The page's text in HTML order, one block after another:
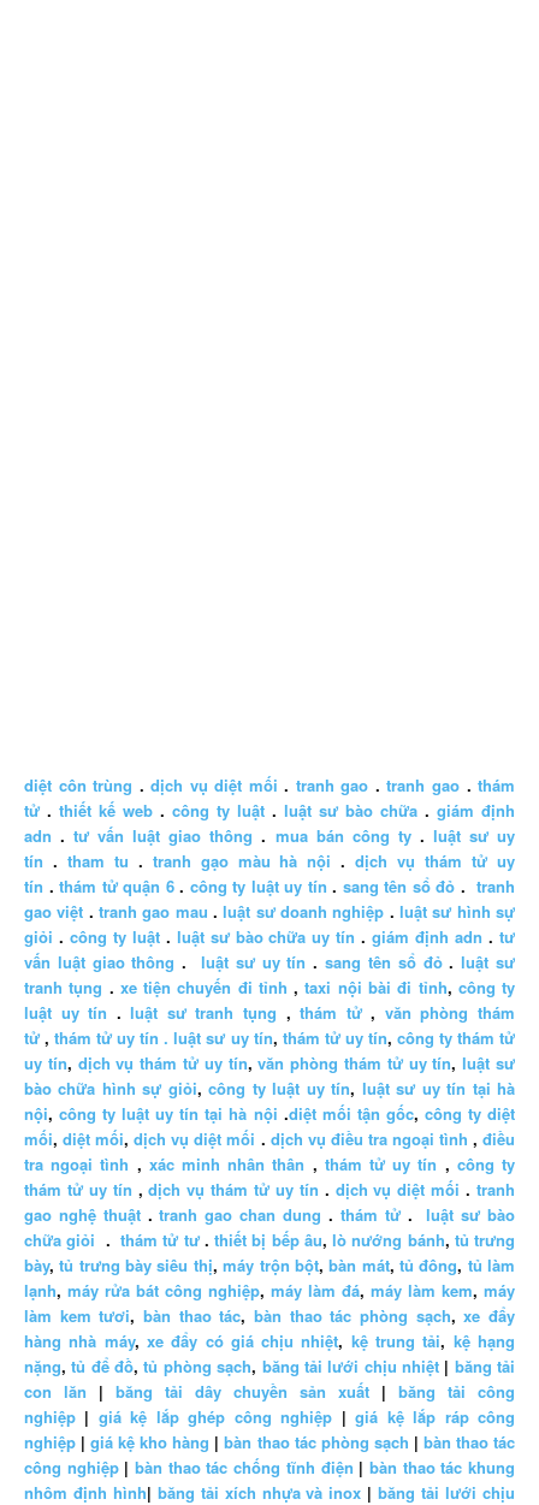
diệt côn trùng .dịch vụ diệt mối . tranh gao .tranh gao .thám
tử . thiết kế web . công ty luật . luật sư bào chữa . giám định
adn .tư vấn luật giao thông . mua bán công ty. luật sư uy
tín . tham tu . tranh gạo màu hà nội .dịch vụ thám tử uy
tín .thám tử quận 6. công ty luật uy tín . sang tên sổ đỏ .tranh
gao việt .tranh gao mau .luật sư doanh nghiệp .luật sư hình sự
giỏi . công ty luật. luật sư bào chữa uy tín .giám định adn .tư
vấn luật giao thông . luật sư uy tín .sang tên sổ đỏ.luật sư
tranh tụng . xe tiện chuyến đi tỉnh ,taxi nội bài đi tỉnh, công ty
luật uy tín .luật sư tranh tụng ,thám tử, văn phòng thám
tử ,thám tử uy tín . luật sư uy tín, thám tử uy tín, công ty thám tử
uy tín, dịch vụ thám tử uy tín,văn phòng thám tử uy tín,luật sư
bào chữa hình sự giỏi,công ty luật uy tín, luật sư uy tín tại hà
nội,công ty luật uy tín tại hà nội .diệt mối tận gốc, công ty diệt
mối,diệt mối,dịch vụ diệt mối . dịch vụ điều tra ngoại tình ,điều
tra ngoại tình , xác minh nhân thân , thám tử uy tín , công ty
thám tử uy tín ,dịch vụ thám tử uy tín . dịch vụ diệt mối .tranh
gao nghệ thuật.tranh gao chan dung . thám tử.luật sư bào
chữa giỏi .thám tử tư.thiết bị bếp âu,lò nướng bánh, tủ trưng
bày,tủ trưng bày siêu thị,máy trộn bột,bàn mát, tủ đông, tủ làm
lạnh, máy rửa bát công nghiệp, máy làm đá, máy làm kem, máy
làm kem tươi,bàn thao tác,bàn thao tác phòng sạch,xe đẩy
hàng nhà máy, xe đẩy có giá chịu nhiệt, kệ trung tải, kệ hạng
nặng,tủ để đồ,tủ phòng sạch, băng tải lưới chịu nhiệt| băng tải
con lăn | băng tải dây chuyền sản xuất | băng tải công
nghiệp | giá kệ lắp ghép công nghiệp |giá kệ lắp ráp công
nghiệp |giá kệ kho hàng |bàn thao tác phòng sạch | bàn thao tác
công nghiệp|bàn thao tác chống tĩnh điện | bàn thao tác khung
nhôm định hình| băng tải xích nhựa và inox |băng tải lưới chịu